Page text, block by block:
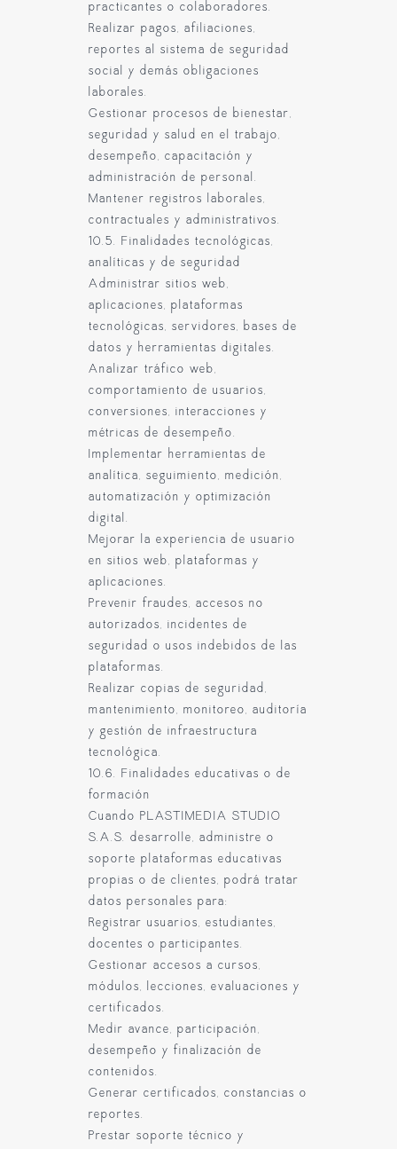
practicantes o colaboradores.
Realizar pagos, afiliaciones,
reportes al sistema de seguridad
social y demás obligaciones
laborales.
Gestionar procesos de bienestar,
seguridad y salud en el trabajo,
desempeño, capacitación y
administración de personal.
Mantener registros laborales,
contractuales y administrativos.
10.5. Finalidades tecnológicas,
analíticas y de seguridad
Administrar sitios web,
aplicaciones, plataformas
tecnológicas, servidores, bases de
datos y herramientas digitales.
Analizar tráfico web,
comportamiento de usuarios,
conversiones, interacciones y
métricas de desempeño.
Implementar herramientas de
analítica, seguimiento, medición,
automatización y optimización
digital.
Mejorar la experiencia de usuario
en sitios web, plataformas y
aplicaciones.
Prevenir fraudes, accesos no
autorizados, incidentes de
seguridad o usos indebidos de las
plataformas.
Realizar copias de seguridad,
mantenimiento, monitoreo, auditoría
y gestión de infraestructura
tecnológica.
10.6. Finalidades educativas o de
formación
Cuando PLASTIMEDIA STUDIO
S.A.S. desarrolle, administre o
soporte plataformas educativas
propias o de clientes, podrá tratar
datos personales para:
Registrar usuarios, estudiantes,
docentes o participantes.
Gestionar accesos a cursos,
módulos, lecciones, evaluaciones y
certificados.
Medir avance, participación,
desempeño y finalización de
contenidos.
Generar certificados, constancias o
reportes.
Prestar soporte técnico y